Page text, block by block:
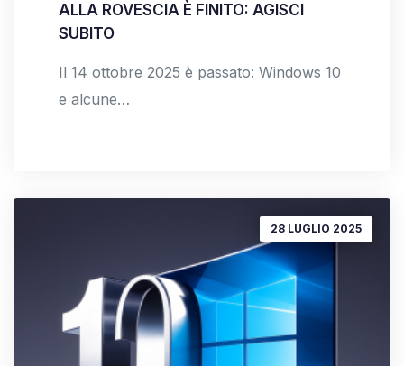
ALLA ROVESCIA È FINITO: AGISCI
SUBITO
Il 14 ottobre 2025 è passato: Windows 10
e alcune…
28 LUGLIO 2025